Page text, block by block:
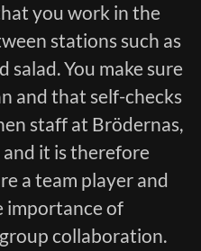
you work in the
stations such as
You make sure
and that self-checks
staff at Brödernas,
it is therefore
a team player and
importance of
collaboration.